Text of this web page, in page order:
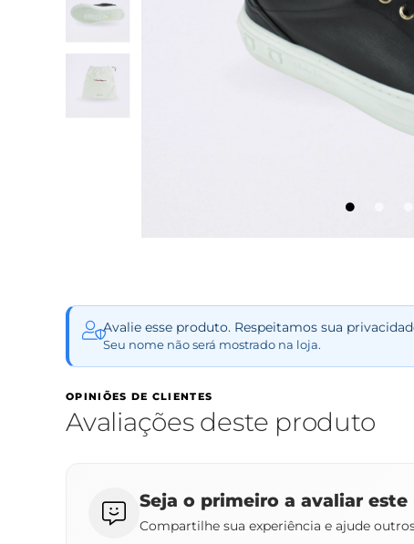
Avalie esse produto. Respeitamos sua
Seu nome não será mostrado na loja.
OPINIÕES DE CLIENTES
Avaliações deste produto
Seja o primeiro a avaliar
Compartilhe sua experiência e ajude